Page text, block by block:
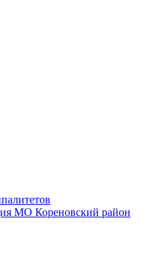
МО Кореновский район